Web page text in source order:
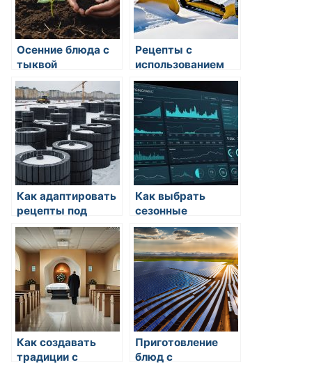
Осенние блюда с
тыквой
Рецепты с
использованием
сезонных фруктов
Как адаптировать
рецепты под
любое время года
Как выбрать
сезонные
продукты для
блюда
Как создавать
традиции с
Приготовление
блюд с